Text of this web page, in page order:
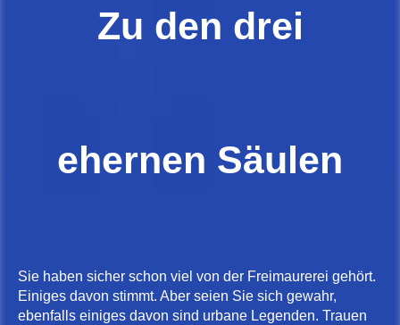
Zu den drei
ehernen Säulen
Sie haben sicher schon viel von der Freimaurerei gehört.
Einiges davon stimmt. Aber seien Sie sich gewahr,
ebenfalls einiges davon sind urbane Legenden. Trauen